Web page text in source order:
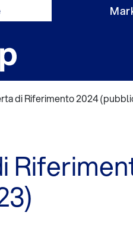
di Riferimento 2024